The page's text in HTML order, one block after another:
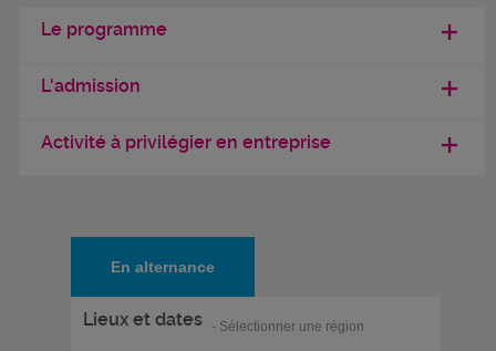
Le programme
L'admission
Activité à privilégier en entreprise
En alternance
Lieux et dates - Sélectionner une région